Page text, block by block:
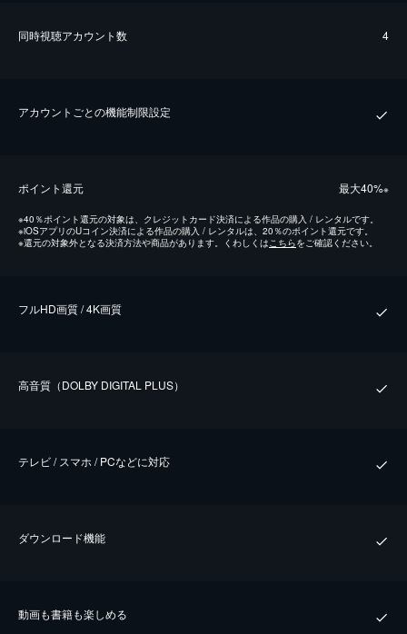
同時視聴アカウント数 4
アカウントごとの機能制限設定
ポイント還元 最⼤40%※
※40％ポイント還元の対象は、クレジットカード決済による作品の購入 / レンタルです。
※iOSアプリのUコイン決済による作品の購入 / レンタルは、20％のポイント還元です。
※還元の対象外となる決済方法や商品があります。くわしくはこちらをご確認ください。
フルHD画質 / 4K画質
⾼⾳質（DOLBY DIGITAL PLUS）
テレビ / スマホ / PCなどに対応
ダウンロード機能
動画も書籍も楽しめる